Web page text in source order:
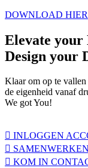
DOWNLOAD HIER
Elevate your
Design your
Klaar om op te vallen
de eigenheid vanaf
We got You!
INLOGGEN
SAMENWERKEN
KOM IN